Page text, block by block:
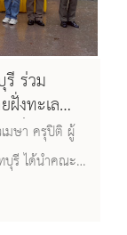
ร่วม
งทะเล
เด็จพระ
มษา ครุปิติ ผู้
บุรี ได้นำคณะ
จิตอาสาเนื่อง
เจ้าอยู่หัว ณ